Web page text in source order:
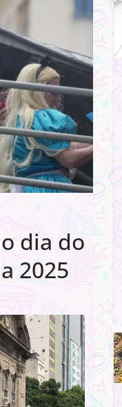
dia do
2025